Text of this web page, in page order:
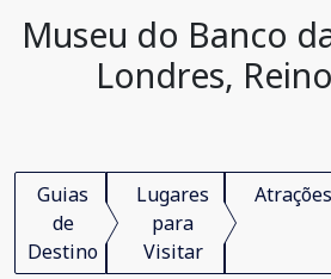
Museu do Banco
Londres,
Guias
de
Destino
Lugares
para
Visitar
Atrações